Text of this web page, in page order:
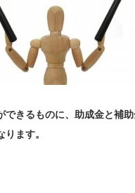
きるものに、助成金と補
ります。